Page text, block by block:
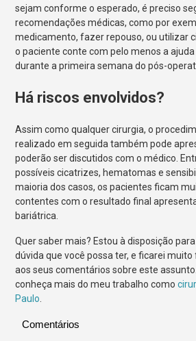
sejam conforme o esperado, é preciso
recomendações médicas, como por
medicamento, fazer repouso, ou utilizar
o paciente conte com pelo menos a
durante a primeira semana do pós-
Há riscos envolvidos?
Assim como qualquer cirurgia, o
realizado em seguida também pode
poderão ser discutidos com o médico.
possíveis cicatrizes, hematomas e
maioria dos casos, os pacientes ficam
contentes com o resultado final
bariátrica.
Quer saber mais? Estou à disposição
dúvida que você possa ter, e ficarei
aos seus comentários sobre este
conheça mais do meu trabalho como
Paulo
Comentários